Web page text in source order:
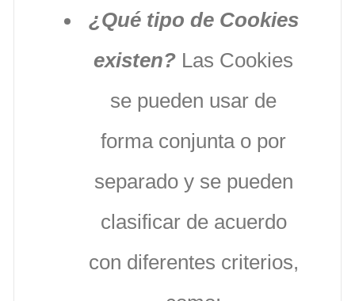
¿Qué tipo de Cookies
existen? Las Cookies
se pueden usar de
forma conjunta o por
separado y se pueden
clasificar de acuerdo
con diferentes criterios,